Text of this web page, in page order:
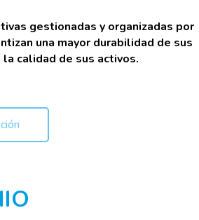
gestionadas y organizadas por
una mayor durabilidad de sus
calidad de sus activos.